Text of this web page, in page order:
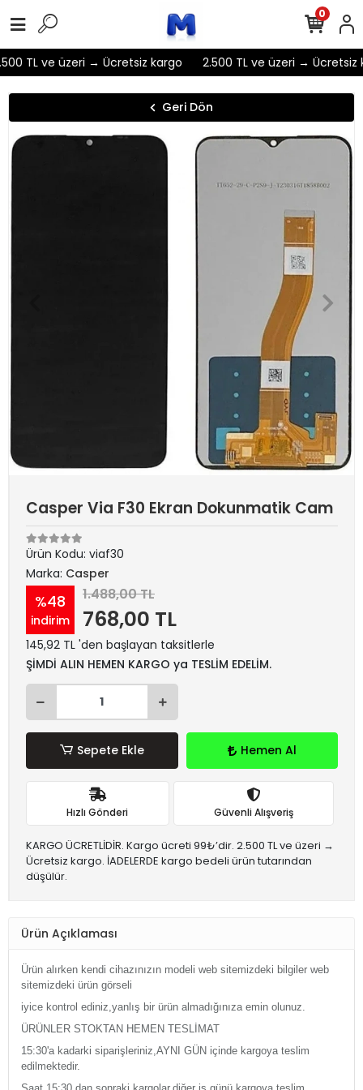
TL ve üzeri → Ücretsiz kargo 2.500 TL ve üzeri → Ücretsiz
0
Geri Dön
Casper Via F30 Ekran Dokunmatik Cam
Ürün Kodu: viaf30
Marka: Casper
%48
indirim
1.488,00 TL
768,00 TL
145,92 TL 'den başlayan taksitlerle
ŞİMDİ ALIN HEMEN KARGO ya TESLİM EDELİM.
Sepete Ekle Hemen Al
Hızlı Gönderi Güvenli Alışveriş
KARGO ÜCRETLİDİR. Kargo ücreti 99₺’dir. 2.500 TL ve üzeri →
Ücretsiz kargo. İADELERDE kargo bedeli ürün tutarından
düşülür.
Ürün Açıklaması
Ürün alırken kendi cihazınızın modeli web sitemizdeki bilgiler web
sitemizdeki ürün görseli
iyice kontrol ediniz,yanlış bir ürün almadığınıza emin olunuz.
ÜRÜNLER STOKTAN HEMEN TESLİMAT
15:30'a kadarki siparişleriniz,AYNI GÜN içinde kargoya teslim
edilmektedir.